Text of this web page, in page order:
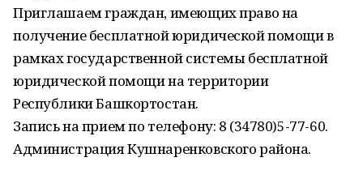
Приглашаем граждан, имеющих право на
получение бесплатной юридической помощи в
рамках государственной системы бесплатной
юридической помощи на территории
Республики Башкортостан.
Запись на прием по телефону: 8 (34780)5-77-60.
Администрация Кушнаренковского района.